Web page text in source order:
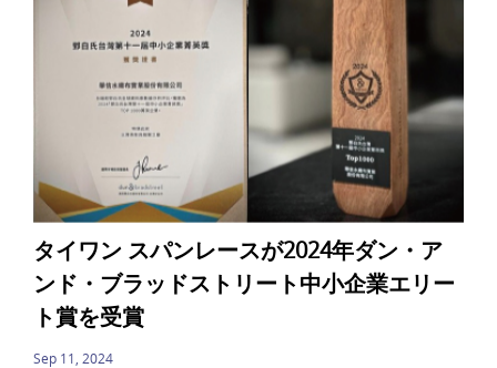
タイワン スパンレースが2024年ダン・ア
ンド・ブラッドストリート中小企業エリー
ト賞を受賞
Sep 11, 2024